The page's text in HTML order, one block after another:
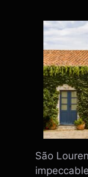
São
impeccable